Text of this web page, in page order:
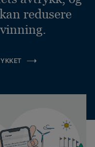
redusere